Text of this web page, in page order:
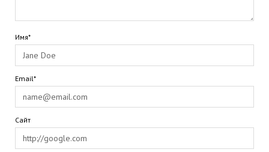
Имя*
Email*
Сайт